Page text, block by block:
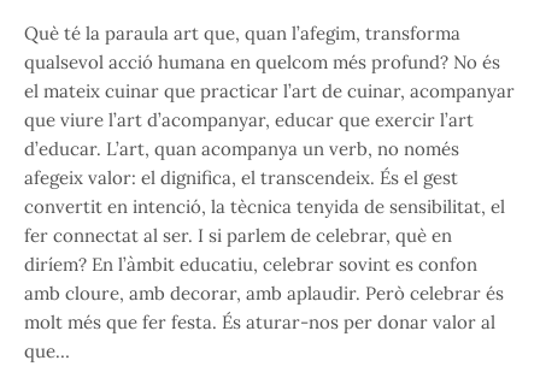
Què té la paraula art que, quan l’afegim, transforma
qualsevol acció humana en quelcom més profund? No és
el mateix cuinar que practicar l’art de cuinar, acompanyar
que viure l’art d’acompanyar, educar que exercir l’art
d’educar. L’art, quan acompanya un verb, no només
afegeix valor: el dignifica, el transcendeix. És el gest
convertit en intenció, la tècnica tenyida de sensibilitat, el
fer connectat al ser. I si parlem de celebrar, què en
diríem? En l’àmbit educatiu, celebrar sovint es confon
amb cloure, amb decorar, amb aplaudir. Però celebrar és
molt més que fer festa. És aturar-nos per donar valor al
que…